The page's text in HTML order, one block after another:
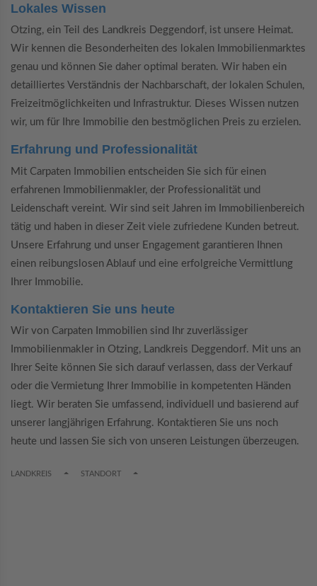
Lokales Wissen
Otzing, ein Teil des Landkreis Deggendorf, ist unsere Heimat.
Wir kennen die Besonderheiten des lokalen Immobilienmarktes
genau und können Sie daher optimal beraten. Wir haben ein
detailliertes Verständnis der Nachbarschaft, der lokalen Schulen,
Freizeitmöglichkeiten und Infrastruktur. Dieses Wissen nutzen
wir, um für Ihre Immobilie den bestmöglichen Preis zu erzielen.
Erfahrung und Professionalität
Mit Carpaten Immobilien entscheiden Sie sich für einen
erfahrenen Immobilienmakler, der Professionalität und
Leidenschaft vereint. Wir sind seit Jahren im Immobilienbereich
tätig und haben in dieser Zeit viele zufriedene Kunden betreut.
Unsere Erfahrung und unser Engagement garantieren Ihnen
einen reibungslosen Ablauf und eine erfolgreiche Vermittlung
Ihrer Immobilie.
Kontaktieren Sie uns heute
Wir von Carpaten Immobilien sind Ihr zuverlässiger
Immobilienmakler in Otzing, Landkreis Deggendorf. Mit uns an
Ihrer Seite können Sie sich darauf verlassen, dass der Verkauf
oder die Vermietung Ihrer Immobilie in kompetenten Händen
liegt. Wir beraten Sie umfassend, individuell und basierend auf
unserer langjährigen Erfahrung. Kontaktieren Sie uns noch
heute und lassen Sie sich von unseren Leistungen überzeugen.
LANDKREIS TOGGLE DROPDOWN
STANDORT TOGGLE DROPDOWN